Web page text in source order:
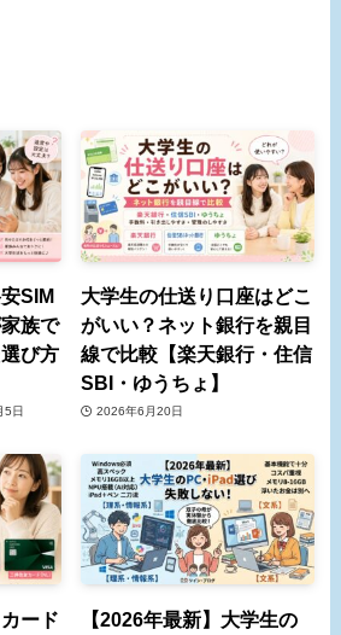
SIM
族で
び方
5日
大学生の仕送り口座はどこ
がいい？ネット銀行を親目
線で比較【楽天銀行・住信
SBI・ゆうちょ】
2026年6月20日
ード
【2026年最新】大学生の